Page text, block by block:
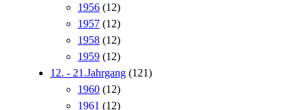
1956 (12)
1957 (12)
1958 (12)
1959 (12)
12. - 21.Jahrgang (121)
1960 (12)
1961 (12)